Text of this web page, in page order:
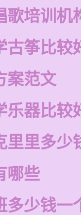
歌培训机
古筝比较
案范文
乐器比较
里里多少
哪些
多少钱一